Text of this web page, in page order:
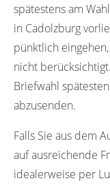
spätestens am
in Cadolzburg
pünktlich
nicht
Briefwahl
abzusenden.
Falls Sie aus dem
auf ausreichende
idealerweise per